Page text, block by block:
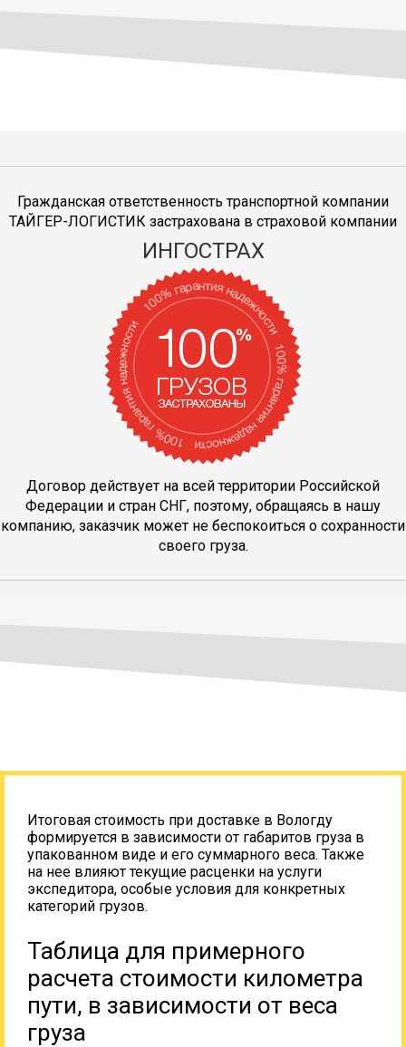
Гражданская ответственность транспортной компании
ТАЙГЕР-ЛОГИСТИК застрахована в страховой компании
ИНГОСТРАХ
Договор действует на всей территории Российской
Федерации и стран СНГ, поэтому, обращаясь в нашу
компанию, заказчик может не беспокоиться о сохранности
своего груза.
Итоговая стоимость при доставке в Вологду
формируется в зависимости от габаритов груза в
упакованном виде и его суммарного веса. Также
на нее влияют текущие расценки на услуги
экспедитора, особые условия для конкретных
категорий грузов.
Таблица для примерного
расчета стоимости километра
пути, в зависимости от веса
груза